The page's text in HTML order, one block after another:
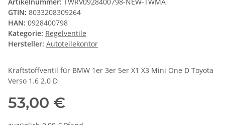
GTIN: 8033208309264
HAN: 0928400798
Kategorie: Regelventile
Hersteller: Autoteilekontor
Kraftstoffventil für BMW 1er 3er 5er X1 X3 Mini One D Toyota
Verso 1.6 2.0 D
53,00 €